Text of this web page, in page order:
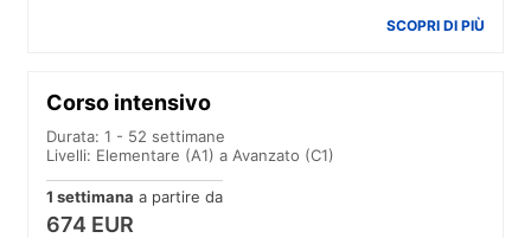
SCOPRI DI PIÙ
Corso intensivo
Durata: 1 - 52 settimane
Livelli: Elementare (A1) a Avanzato (C1)
1 settimana a partire da
674 EUR